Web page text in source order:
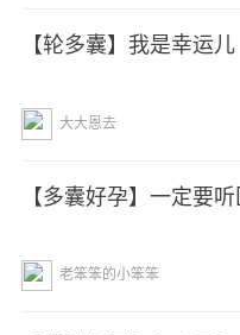
【轮多囊】我是幸运儿
大大恩去
【多囊好孕】一定要
老笨笨的小笨笨